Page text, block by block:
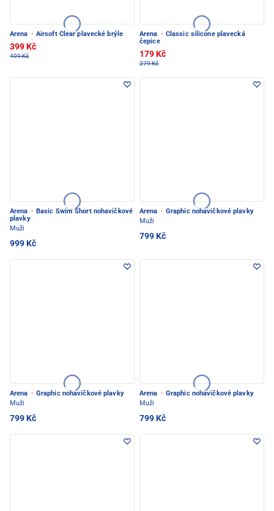
Arena · Airsoft Clear plavecké brýle
399 Kč
499 Kč
Arena · Classic silicone plavecká
čepice
179 Kč
279 Kč
Arena · Basic Swim Short nohavičkové
plavky
Muži
999 Kč
Arena · Graphic nohavičkové plavky
Muži
799 Kč
Arena · Graphic nohavičkové plavky
Muži
799 Kč
Arena · Graphic nohavičkové plavky
Muži
799 Kč